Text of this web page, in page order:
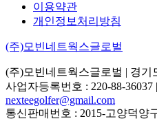
이용약관
개인정보처리방침
(주)모빈네트웍스글로벌
(주)모빈네트웍스글로벌 | 경기
사업자등록번호 : 220-88-36037
nexteegolfer@gmail.com
통신판매번호 : 2015-고양덕양